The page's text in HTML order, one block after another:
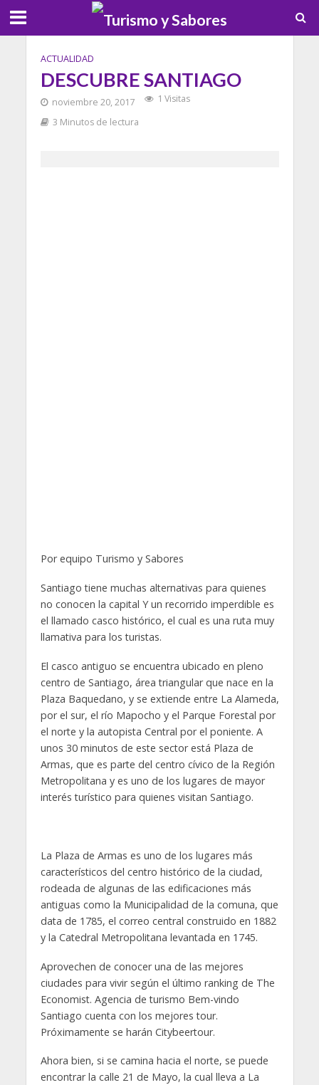
ACTUALIDAD
DESCUBRE SANTIAGO
noviembre 20, 2017
1 Visitas
3 Minutos de lectura
Por equipo Turismo y Sabores
Santiago tiene muchas alternativas para quienes
no conocen la capital Y un recorrido imperdible es
el llamado casco histórico, el cual es una ruta muy
llamativa para los turistas.
El casco antiguo se encuentra ubicado en pleno
centro de Santiago, área triangular que nace en la
Plaza Baquedano, y se extiende entre La Alameda,
por el sur, el río Mapocho y el Parque Forestal por
el norte y la autopista Central por el poniente. A
unos 30 minutos de este sector está Plaza de
Armas, que es parte del centro cívico de la Región
Metropolitana y es uno de los lugares de mayor
interés turístico para quienes visitan Santiago.
La Plaza de Armas es uno de los lugares más
característicos del centro histórico de la ciudad,
rodeada de algunas de las edificaciones más
antiguas como la Municipalidad de la comuna, que
data de 1785, el correo central construido en 1882
y la Catedral Metropolitana levantada en 1745.
Aprovechen de conocer una de las mejores
ciudades para vivir según el último ranking de The
Economist. Agencia de turismo Bem-vindo
Santiago cuenta con los mejores tour.
Próximamente se harán Citybeertour.
Ahora bien, si se camina hacia el norte, se puede
encontrar la calle 21 de Mayo, la cual lleva a La